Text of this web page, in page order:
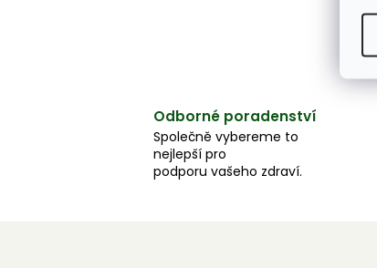
Odborné poradenství
Společně vybereme to
nejlepší pro
podporu vašeho zdraví.